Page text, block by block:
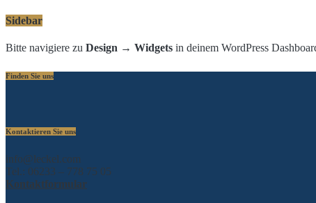
Sidebar
Bitte navigiere zu Design → Widgets in deinem WordPress
Finden Sie uns
Kontaktieren Sie uns
info@leckel.com
Tel.: 06233 – 778 75 05
Kontaktformular